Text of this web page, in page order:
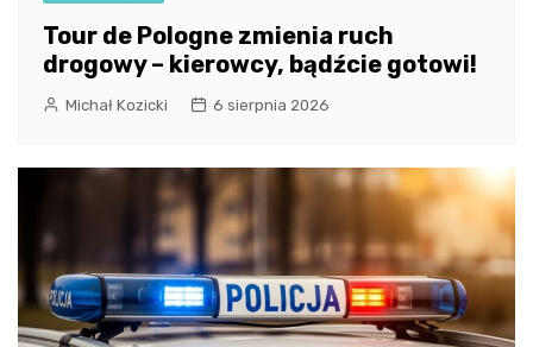
Tour de Pologne zmienia ruch
drogowy – kierowcy, bądźcie gotowi!
Michał Kozicki 6 sierpnia 2026